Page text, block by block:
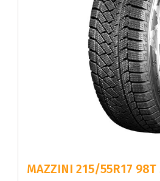
MAZZINI 215/55R17 98T